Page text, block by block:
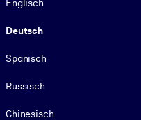
Englisch
Deutsch
Spanisch
Russisch
Chinesisch